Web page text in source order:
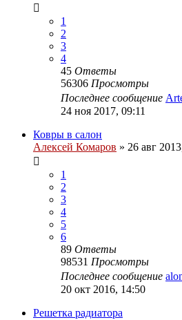
1
2
3
4
45 Ответы
56306 Просмотры
Последнее сообщение
24 ноя 2017, 09:11
Ковры в салон
Алексей Комаров » 26 авг
1
2
3
4
5
6
89 Ответы
98531 Просмотры
Последнее сообщение
20 окт 2016, 14:50
Решетка радиатора